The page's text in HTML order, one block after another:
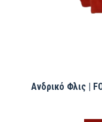
Ανδρικό Φλις |